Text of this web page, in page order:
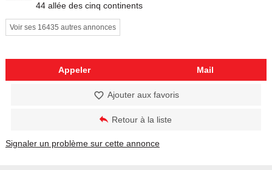
44 allée des cinq continents
Voir ses 16435 autres annonces
Appeler Mail
Ajouter aux favoris
Retour à la liste
Signaler un problème sur cette annonce